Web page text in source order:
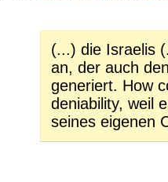
(...) die Israelis
an, der auch
generiert. How
deniability, weil
seines eigenen